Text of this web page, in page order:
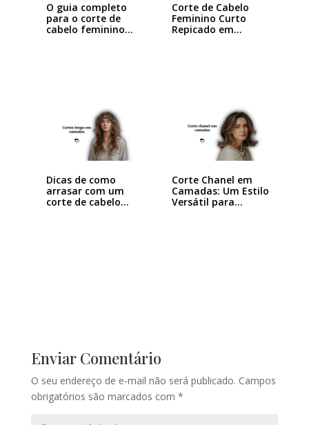
O guia completo
para o corte de
cabelo feminino…
Corte de Cabelo
Feminino Curto
Repicado em
Dicas de como
arrasar com um
corte de cabelo…
Corte Chanel em
Camadas: Um Estilo
Versátil para…
Enviar Comentário
O seu endereço de e-mail não será publicado. Campos
obrigatórios são marcados com *